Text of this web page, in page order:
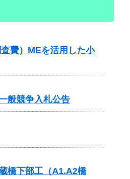
費）MEを活用した小
般競争入札公告
橋下部工（A1.A2橋